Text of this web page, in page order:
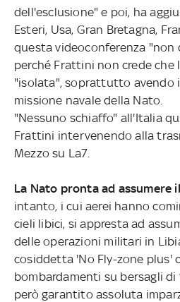
dell'esclusione" e poi, ha
Esteri, Usa, Gran Bretagna,
questa videoconferenza "non
perché Frattini non crede che
"isolata", soprattutto avendo
missione navale della Nato.
"Nessuno schiaffo" all'Italia
Frattini intervenendo alla
Mezzo su La7.
La Nato pronta ad assumere
intanto, i cui aerei hanno
cieli libici, si appresta ad
delle operazioni militari in
cosiddetta 'No Fly-zone plus'
bombardamenti su bersagli di
però garantito assoluta